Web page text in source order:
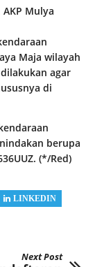
Mulya
Maja wilayah
agar
di
berupa
(*/Red)
LINKEDIN
Next Post